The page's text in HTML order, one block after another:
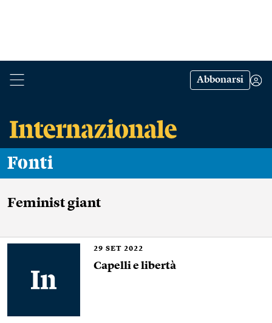
Abbonarsi
Fonti
Feminist giant
29 SET 2022
Capelli e libertà